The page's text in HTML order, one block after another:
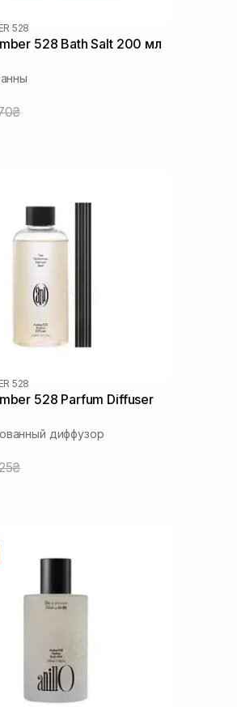
528
528 Bath Salt 200 мл
528
528 Parfum Diffuser
диффузор